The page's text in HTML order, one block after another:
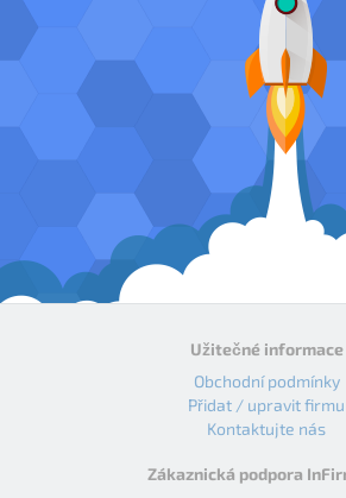
Užitečné informace
Obchodní podmínky
Přidat / upravit firmu
Kontaktujte nás
Zákaznická podpora